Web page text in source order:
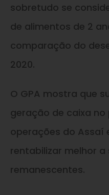
sobretudo se
de alimentos de 2
comparação do
2020.
O GPA mostra que
geração de caixa
operações do Assaí
rentabilizar melhor
remanescentes.